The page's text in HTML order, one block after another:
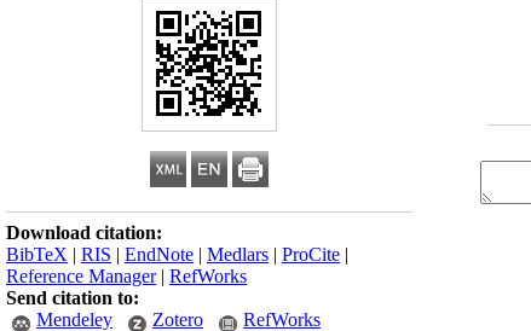
Download citation:
BibTeX | RIS | EndNote | Medlars | ProCite |
Reference Manager| RefWorks
Send citation to:
Mendeley
Zotero RefWorks